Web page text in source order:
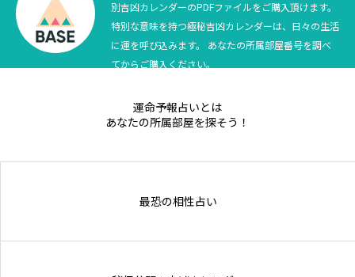
テニス四大大会・五輪
別吉凶カレンダーのPDFファイルをご購入頂けます。
特別な意味を持つ極秘吉凶カレンダーは、日々の生活
に運を呼び込みます。 あなたの所属部屋番号を調べ
てからご購入ください。
運命予報占いとは
あなたの所属部屋を探そう！
最恐の相性占い